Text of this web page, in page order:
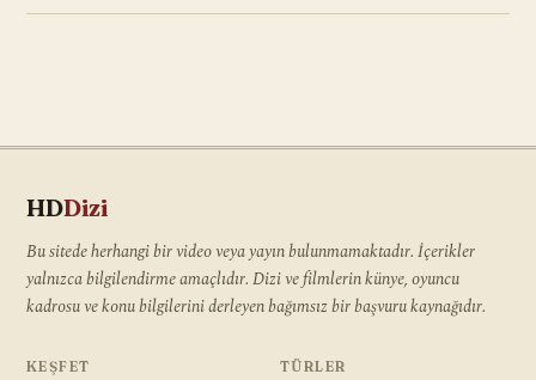
HDDizi
Bu sitede herhangi bir video veya yayın bulunmamaktadır. İçerikler
yalnızca bilgilendirme amaçlıdır. Dizi ve filmlerin künye, oyuncu
kadrosu ve konu bilgilerini derleyen bağımsız bir başvuru kaynağıdır.
KEŞFET TÜRLER